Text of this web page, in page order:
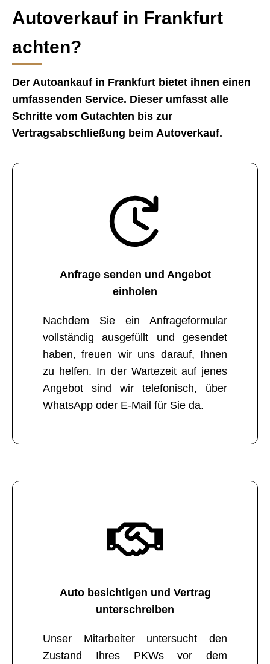
Autoverkauf in Frankfurt
achten?
Der Autoankauf in Frankfurt bietet ihnen einen
umfassenden Service. Dieser umfasst alle
Schritte vom Gutachten bis zur
Vertragsabschließung beim Autoverkauf.
Anfrage senden und Angebot
einholen
Nachdem Sie ein Anfrageformular
vollständig ausgefüllt und gesendet
haben, freuen wir uns darauf, Ihnen
zu helfen. In der Wartezeit auf jenes
Angebot sind wir telefonisch, über
WhatsApp oder E-Mail für Sie da.
Auto besichtigen und Vertrag
unterschreiben
Unser Mitarbeiter untersucht den
Zustand Ihres PKWs vor dem